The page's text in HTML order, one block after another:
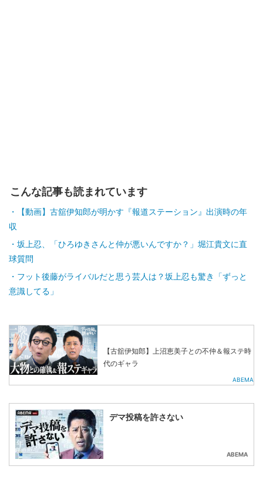
こんな記事も読まれています
【動画】古舘伊知郎が明かす『報道ステーション』出演時の年
収
坂上忍、「ひろゆきさんと仲が悪いんですか？」堀江貴文に直
球質問
フット後藤がライバルだと思う芸人は？坂上忍も驚き「ずっと
意識してる」
【古舘伊知郎】上沼恵美子との不仲＆報ステ時
代のギャラ
ABEMA
デマ投稿を許さない
ABEMA